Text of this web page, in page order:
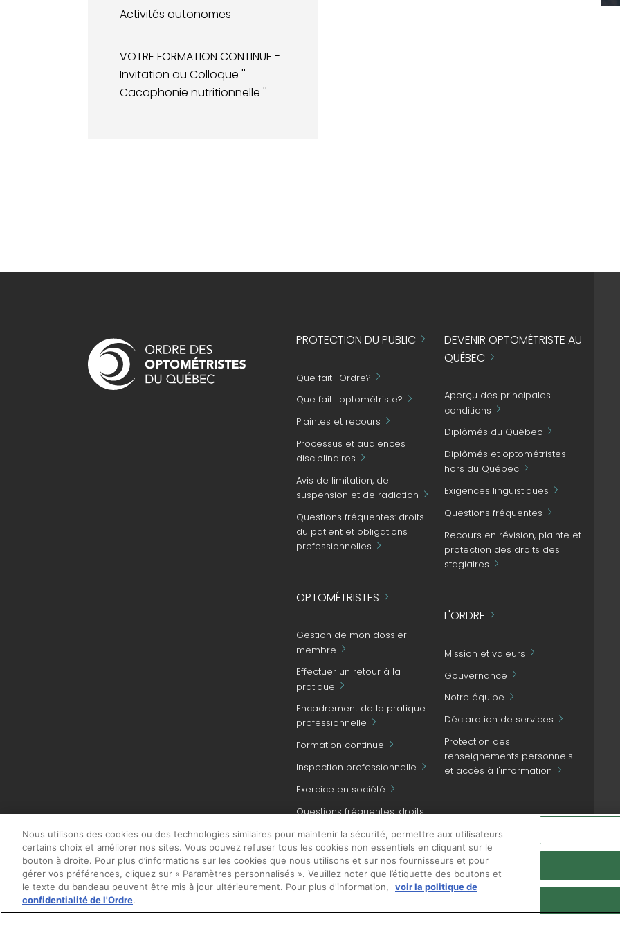
Activités autonomes
VOTRE FORMATION CONTINUE -
Invitation au Colloque ''
Cacophonie nutritionnelle ''
Navigation
principale
PROTECTION DU PUBLIC
Que fait l'Ordre?
Que fait l'optométriste?
Plaintes et recours
Processus et audiences
disciplinaires
Avis de limitation, de
suspension et de radiation
Questions fréquentes: droits
du patient et obligations
professionnelles
OPTOMÉTRISTES
Gestion de mon dossier
membre
Effectuer un retour à la
pratique
Encadrement de la pratique
professionnelle
Formation continue
Inspection professionnelle
Exercice en société
Questions fréquentes: droits
professionnelles
DEVENIR OPTOMÉTRISTE AU
QUÉBEC
Aperçu des principales
conditions
Diplômés du Québec
Diplômés et optométristes
hors du Québec
Exigences linguistiques
Questions fréquentes
Recours en révision, plainte et
protection des droits des
stagiaires
L'ORDRE
Mission et valeurs
Gouvernance
Notre équipe
Déclaration de services
Protection des
renseignements personnels
et accès à l'information
Nous utilisons des cookies ou des technologies similaires pour maintenir la sécurité, permettre aux utilisateurs
certains choix et améliorer nos sites. Vous pouvez refuser tous les cookies non essentiels en cliquant sur le
bouton à droite. Pour plus d’informations sur les cookies que nous utilisons et sur nos fournisseurs et pour
gérer vos préférences, cliquez sur « Paramètres personnalisés ». Veuillez noter que l’étiquette des boutons et
le texte du bandeau peuvent être mis à jour ultérieurement. Pour plus d'information,
voir la politique de
confidentialité de l'Ordre.